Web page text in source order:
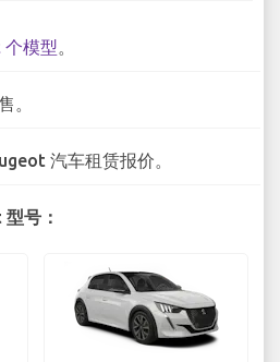
模型。
。
汽车租赁报价。
号：